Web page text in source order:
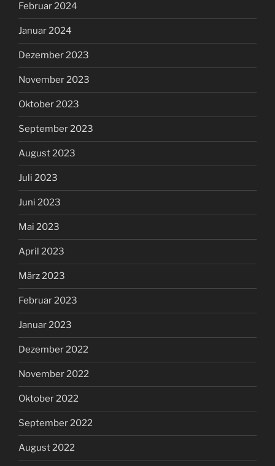
Februar 2024
Januar 2024
Dezember 2023
November 2023
Oktober 2023
September 2023
August 2023
Juli 2023
Juni 2023
Mai 2023
April 2023
März 2023
Februar 2023
Januar 2023
Dezember 2022
November 2022
Oktober 2022
September 2022
August 2022